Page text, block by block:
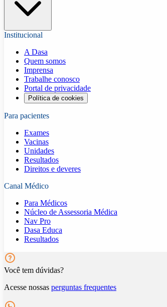
Institucional
A Dasa
Quem somos
Imprensa
Trabalhe conosco
Portal de privacidade
Política de cookies
Para pacientes
Exames
Vacinas
Unidades
Resultados
Direitos e deveres
Canal Médico
Para Médicos
Núcleo de Assessoria Médica
Nav Pro
Dasa Educa
Resultados
Você tem dúvidas?
Acesse nossas perguntas frequentes